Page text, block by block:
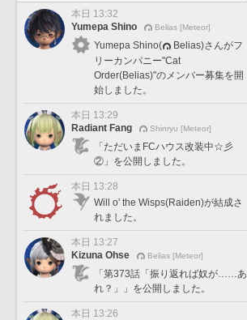
本日 13:32
Yumepa Shino
Belias [Meteor]
Yumepa Shino(
Belias)さんがフ
リーカンパニー"Cat
Order(Belias)"のメンバー募集を開
始しました。
本日 13:29
Radiant Fang
Shinryu [Meteor]
「ただいまFCハウス改装中☆彡
②」を公開しました。
本日 13:28
Will o' the Wisps(Raiden)が結成さ
れました。
本日 13:27
Kizuna Ohse
Belias [Meteor]
「第373話「振り返れば奴が……あ
れ？」」を公開しました。
本日 13:26